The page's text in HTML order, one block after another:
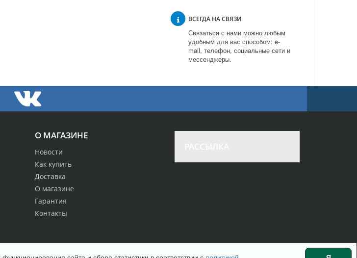
ВСЕГДА НА СВЯЗИ
Связаться с нами можно любым
удобным для вас способом: e-
mail, телефон, социальные сети и
мессенджеры.
О МАГАЗИНЕ
Новости
Как купить
Доставка
О магазине
Гарантия
Контакты